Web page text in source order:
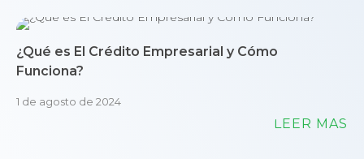
¿Qué es El Crédito Empresarial y Cómo
Funciona?
1 de agosto de 2024
LEER MÁS